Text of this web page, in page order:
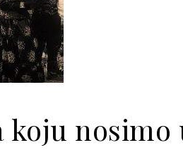
koju nosimo